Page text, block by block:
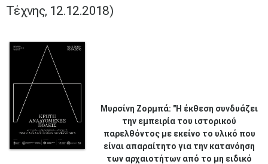
Τέχνης, 12.12.2018)
Μυρσίνη Ζορμπά: "Η έκθεση συνδυάζει
την εμπειρία του ιστορικού
παρελθόντος με εκείνο το υλικό που
είναι απαραίτητο για την κατανόηση
των αρχαιοτήτων από το μη ειδικό